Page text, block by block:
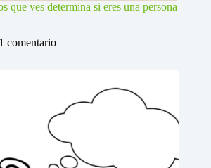
que ves determina si eres una persona
1 comentario